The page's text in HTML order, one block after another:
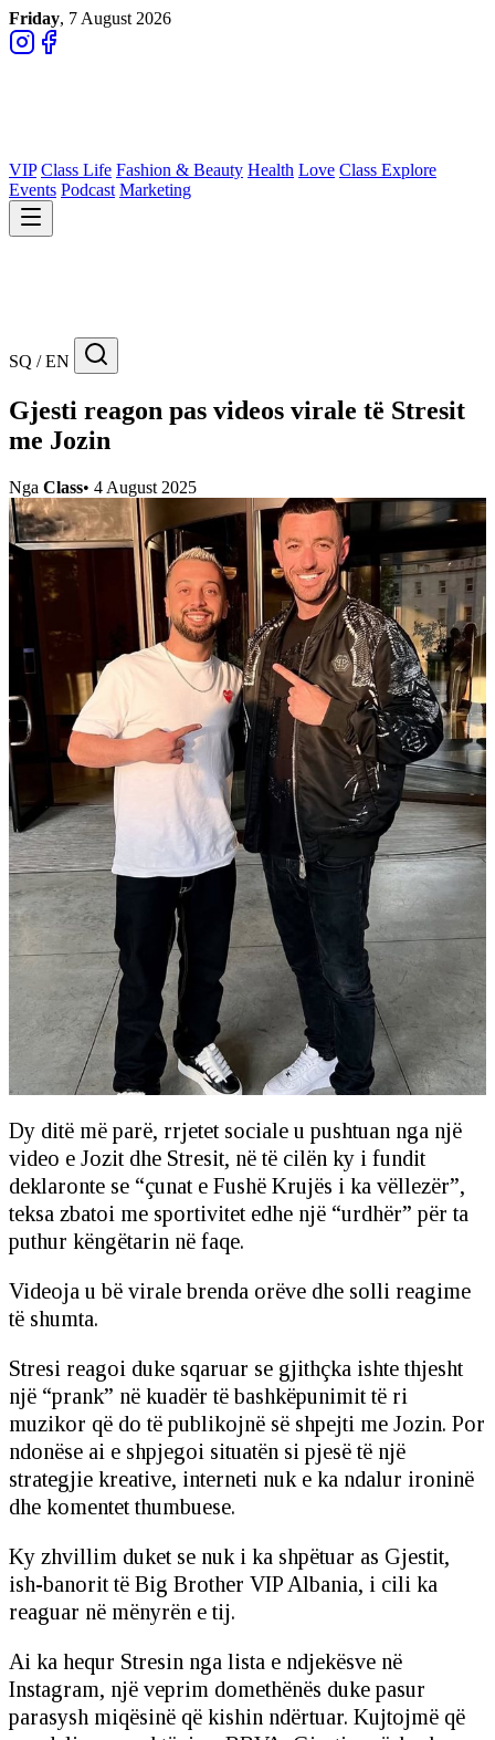
Friday, 7 August 2026
VIP Class Life Fashion & Beauty Health Love Class Explore
Events Podcast Marketing
SQ / EN
Gjesti reagon pas videos virale të Stresit
me Jozin
Nga Class• 4 August 2025
Dy ditë më parë, rrjetet sociale u pushtuan nga një
video e Jozit dhe Stresit, në të cilën ky i fundit
deklaronte se “çunat e Fushë Krujës i ka vëllezër”,
teksa zbatoi me sportivitet edhe një “urdhër” për ta
puthur këngëtarin në faqe.
Videoja u bë virale brenda orëve dhe solli reagime
të shumta.
Stresi reagoi duke sqaruar se gjithçka ishte thjesht
një “prank” në kuadër të bashkëpunimit të ri
muzikor që do të publikojnë së shpejti me Jozin. Por
ndonëse ai e shpjegoi situatën si pjesë të një
strategjie kreative, interneti nuk e ka ndalur ironinë
dhe komentet thumbuese.
Ky zhvillim duket se nuk i ka shpëtuar as Gjestit,
ish-banorit të Big Brother VIP Albania, i cili ka
reaguar në mënyrën e tij.
Ai ka hequr Stresin nga lista e ndjekësve në
Instagram, një veprim domethënës duke pasur
parasysh miqësinë që kishin ndërtuar. Kujtojmë që